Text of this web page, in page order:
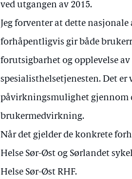
ved utgangen av 2015.
Jeg forventer at dette
forhåpentligvis gir både
forutsigbarhet og opplevelse
spesialisthelsetjenesten. Det
påvirkningsmulighet gjennom
brukermedvirkning.
Når det gjelder de konkrete
Helse Sør-Øst og Sørlandet
Helse Sør-Øst RHF.